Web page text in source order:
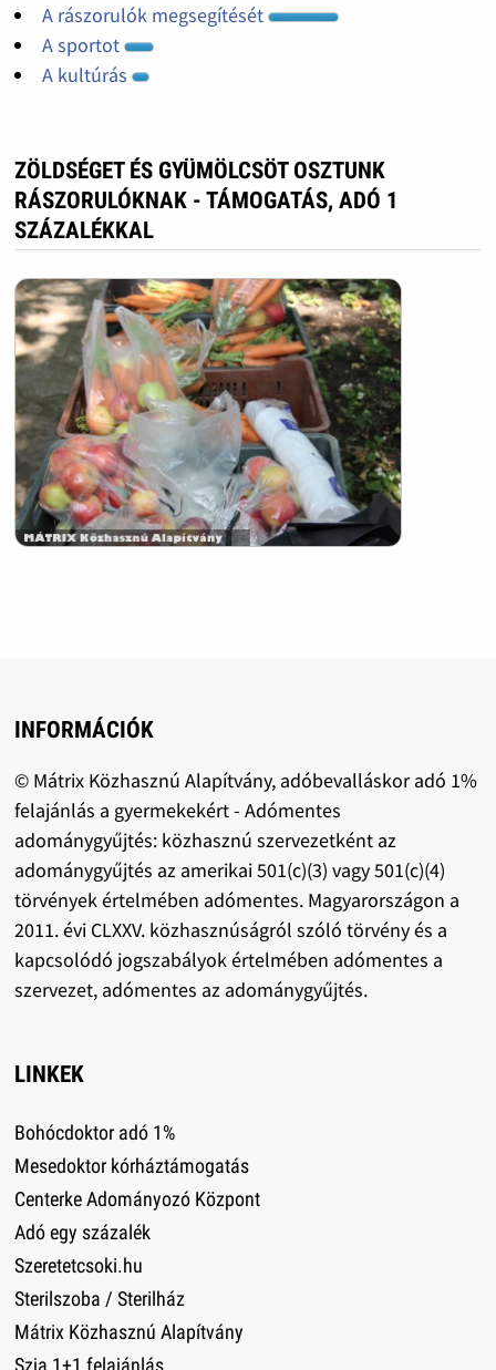
A rászorulók megsegítését
A sportot
A kultúrás
ZÖLDSÉGET ÉS GYÜMÖLCSÖT OSZTUNK
RÁSZORULÓKNAK - TÁMOGATÁS, ADÓ 1
SZÁZALÉKKAL
INFORMÁCIÓK
© Mátrix Közhasznú Alapítvány, adóbevalláskor adó 1%
felajánlás a gyermekekért - Adómentes
adománygyűjtés: közhasznú szervezetként az
adománygyűjtés az amerikai 501(c)(3) vagy 501(c)(4)
törvények értelmében adómentes. Magyarországon a
2011. évi CLXXV. közhasznúságról szóló törvény és a
kapcsolódó jogszabályok értelmében adómentes a
szervezet, adómentes az adománygyűjtés.
LINKEK
Bohócdoktor adó 1%
Mesedoktor kórháztámogatás
Centerke Adományozó Központ
Adó egy százalék
Szeretetcsoki.hu
Sterilszoba / Sterilház
Mátrix Közhasznú Alapítvány
Szja 1+1 felajánlás